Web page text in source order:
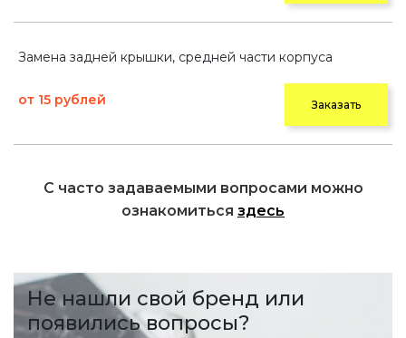
Замена задней крышки, средней части корпуса
от 15 рублей Заказать
С часто задаваемыми вопросами можно
ознакомиться здесь
Не нашли свой бренд или
появились вопросы?